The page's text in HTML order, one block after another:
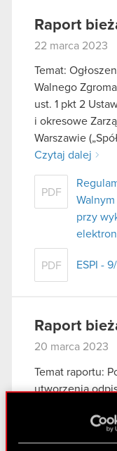
Raport
22 marca 2023
Temat:
Walnego
ust. 1 pkt 2
i okresowe
Warszawie
Czytaj dalej
PDF
przy
PDF ESPI -
Raport
20 marca 2023
Temat raportu:
utworzenia
informacje